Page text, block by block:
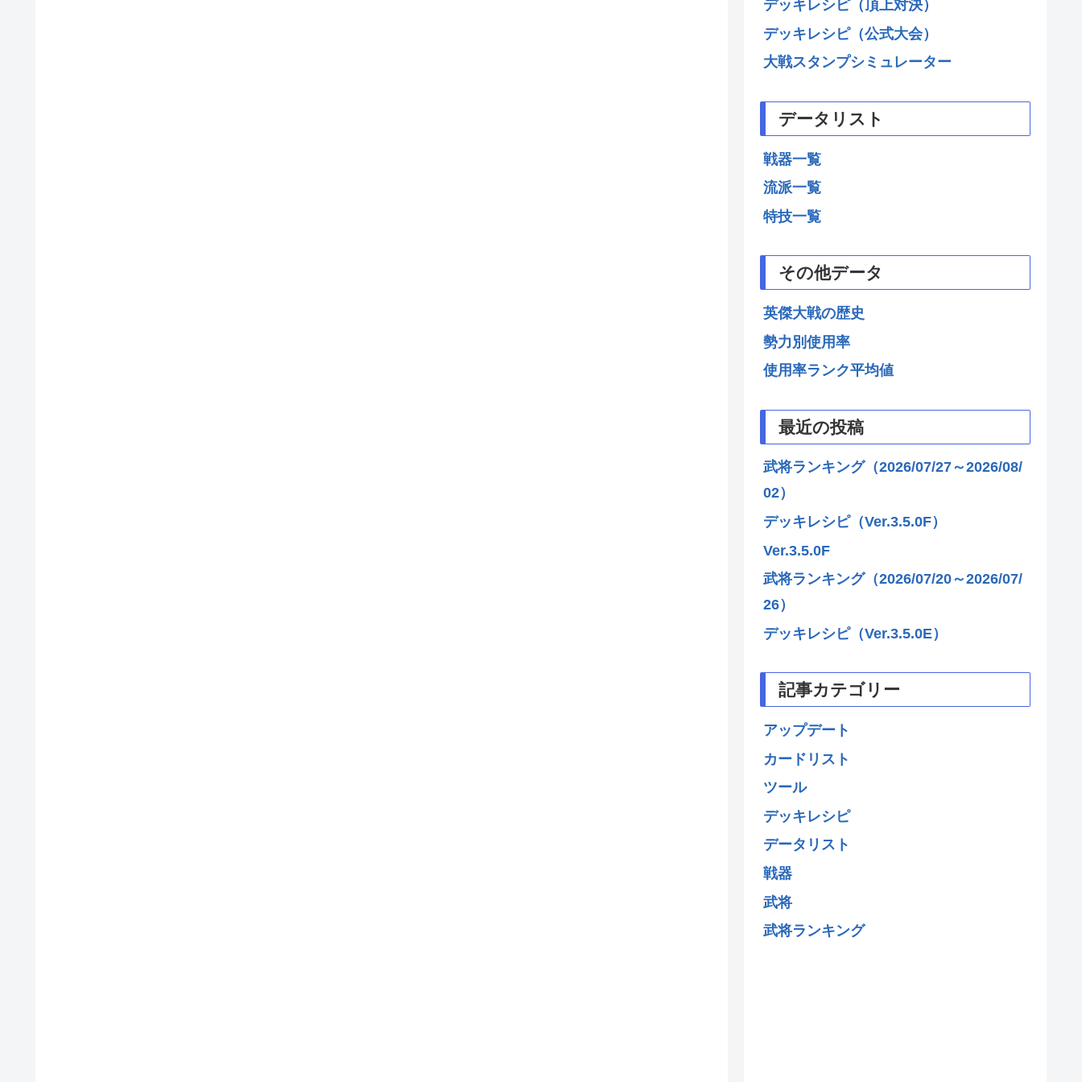
デッキレシピ（頂上対決）
デッキレシピ（公式大会）
大戦スタンプシミュレーター
データリスト
戦器一覧
流派一覧
特技一覧
その他データ
英傑大戦の歴史
勢力別使用率
使用率ランク平均値
最近の投稿
武将ランキング（2026/07/27～2026/08/
02）
デッキレシピ（Ver.3.5.0F）
Ver.3.5.0F
武将ランキング（2026/07/20～2026/07/
26）
デッキレシピ（Ver.3.5.0E）
記事カテゴリー
アップデート
カードリスト
ツール
デッキレシピ
データリスト
戦器
武将
武将ランキング